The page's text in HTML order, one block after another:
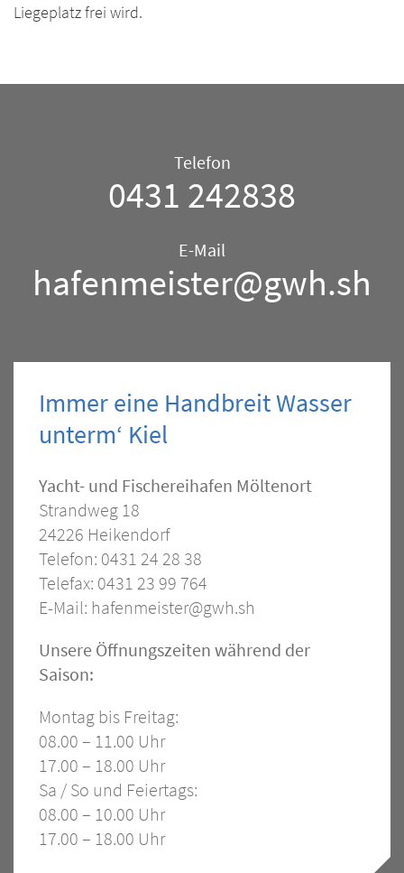
Liegeplatz frei wird.
Telefon
0431 242838
E-Mail
hafenmeister@gwh.sh
Immer eine Handbreit Wasser
unterm‘ Kiel
Kontakt
–
Hafen
Yacht- und Fischereihafen Möltenort
Strandweg 18
24226 Heikendorf
Telefon: 0431 24 28 38
Telefax: 0431 23 99 764
E-Mail: hafenmeister@gwh.sh
Öffnungszeiten
Hafen
Unsere Öffnungszeiten während der
Saison:
Montag bis Freitag:
08.00 – 11.00 Uhr
17.00 – 18.00 Uhr
Sa / So und Feiertags:
08.00 – 10.00 Uhr
17.00 – 18.00 Uhr